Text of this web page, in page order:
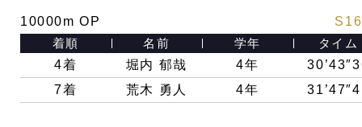
10000m OP
着順
名前 学年
タイム
4着
堀内 郁哉 4年
7着
荒木 勇人 4年